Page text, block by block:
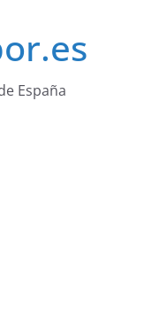
España